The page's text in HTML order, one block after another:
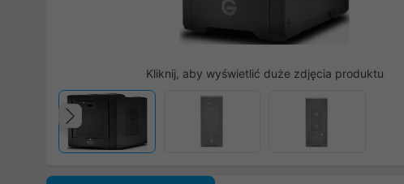
Kliknij, aby wyświetlić duże zdjęcia produktu
Poprzedni